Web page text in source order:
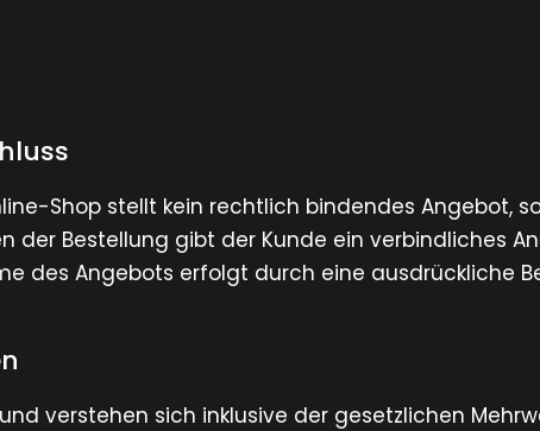
Shop stellt kein rechtlich bindendes Angebot,
der Bestellung gibt der Kunde ein verbindliches
des Angebots erfolgt durch eine ausdrückliche
verstehen sich inklusive der gesetzlichen